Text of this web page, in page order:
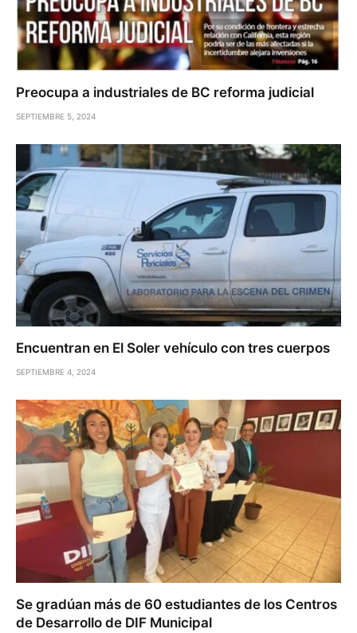
Preocupa a industriales de BC reforma judicial
SEPTIEMBRE 5, 2024
Encuentran en El Soler vehículo con tres cuerpos
SEPTIEMBRE 4, 2024
Se gradúan más de 60 estudiantes de los Centros
de Desarrollo de DIF Municipal